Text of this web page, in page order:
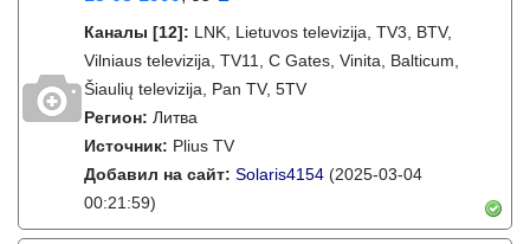
Каналы [12]: LNK, Lietuvos televizija, TV3, BTV,
Vilniaus televizija, TV11, C Gates, Vinita, Balticum,
Šiaulių televizija, Pan TV, 5TV
Регион: Литва
Источник: Plius TV
Добавил на сайт: Solaris4154 (2025-03-04
00:21:59)